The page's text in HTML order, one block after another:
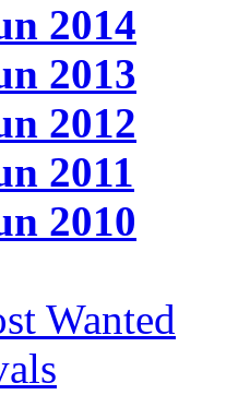
2014
2013
2012
2011
2010
Wanted